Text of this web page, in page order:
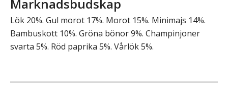
Marknadsbudskap
Lök 20%. Gul morot 17%. Morot 15%. Minimajs 14%.
Bambuskott 10%. Gröna bönor 9%. Champinjoner
svarta 5%. Röd paprika 5%. Vårlök 5%.